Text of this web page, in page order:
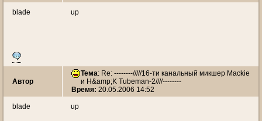
blade up
Автор
Тема: Re: --------/////16-ти канальный микшер Mackie
и H&amp;K Tubeman-2////--------
Время: 20.05.2006 14:52
blade up